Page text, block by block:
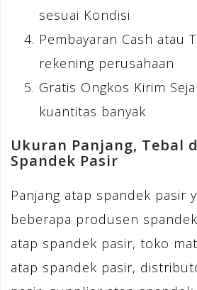
sesuai Kondisi
Pembayaran Cash atau
rekening perusahaan
Gratis Ongkos Kirim
kuantitas banyak
Ukuran Panjang, Tebal
Spandek Pasir
Panjang atap spandek pasir
beberapa produsen
atap spandek pasir, toko
atap spandek pasir,